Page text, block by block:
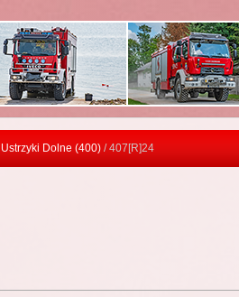
Ustrzyki Dolne (400) / 407[R]24